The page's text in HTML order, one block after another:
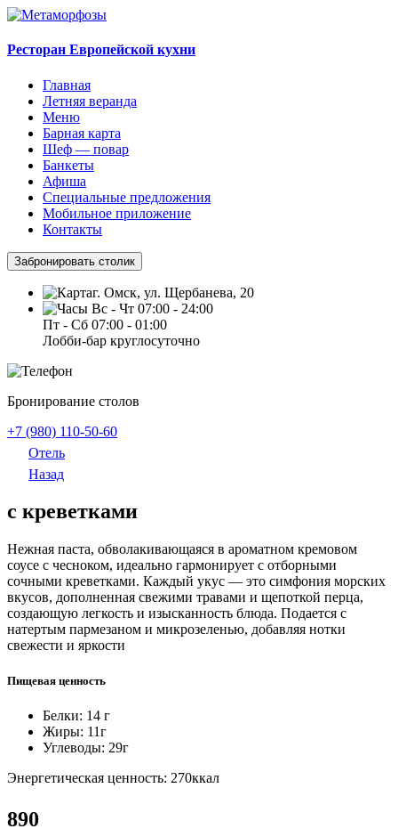
Ресторан Европейской кухни
Главная
Летняя веранда
Меню
Барная карта
Шеф — повар
Банкеты
Афиша
Специальные предложения
Мобильное приложение
Контакты
Забронировать столик
г. Омск, ул. Щербанева, 20
Вс - Чт 07:00 - 24:00
Пт - Сб 07:00 - 01:00
Лобби-бар круглосуточно
Бронирование столов
+7 (980) 110-50-60
Отель
Назад
с креветками
Нежная паста, обволакивающаяся в ароматном кремовом
соусе с чесноком, идеально гармонирует с отборными
сочными креветками. Каждый укус — это симфония морских
вкусов, дополненная свежими травами и щепоткой перца,
создающую легкость и изысканность блюда. Подается с
натертым пармезаном и микрозеленью, добавляя нотки
свежести и яркости
Пищевая ценность
Белки: 14 г
Жиры: 11г
Углеводы: 29г
Энергетическая ценность: 270ккал
890